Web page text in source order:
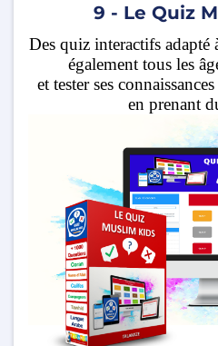
9 - Le Quiz
Des quiz interactifs adapté
également tous les
et tester ses
en prenant